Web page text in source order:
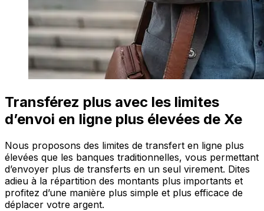
Transférez plus avec les limites
d’envoi en ligne plus élevées de Xe
Nous proposons des limites de transfert en ligne plus
élevées que les banques traditionnelles, vous permettant
d’envoyer plus de transferts en un seul virement. Dites
adieu à la répartition des montants plus importants et
profitez d’une manière plus simple et plus efficace de
déplacer votre argent.